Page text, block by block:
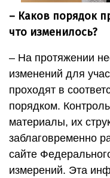
– Каков порядок
что изменилось?
– На протяжении
изменений для
проходят в
порядком.
материалы, их
заблаговременно
сайте
измерений. Эта